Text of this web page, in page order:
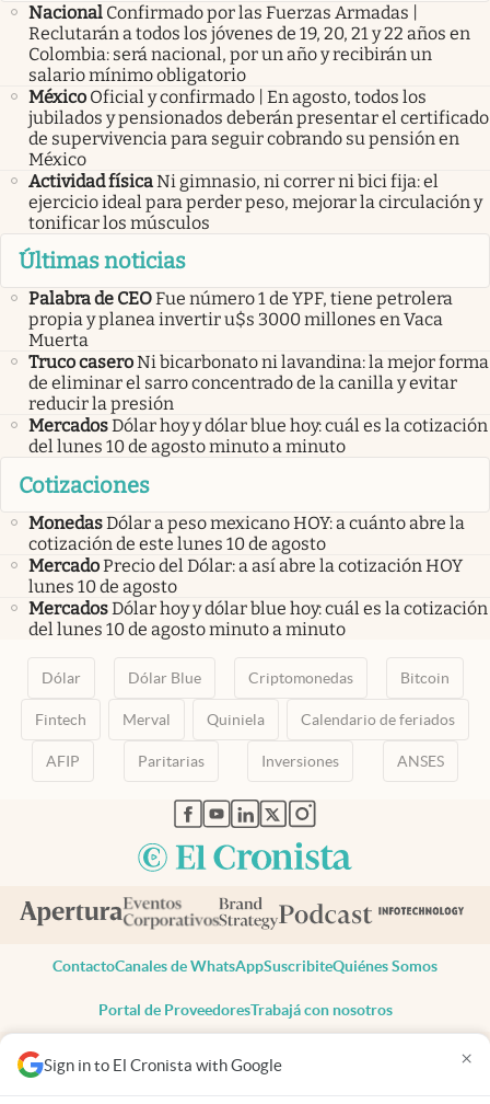
Sign in to El Cronista with Google ×
Nacional Confirmado por las Fuerzas Armadas |
Reclutarán a todos los jóvenes de 19, 20, 21 y 22 años en
Colombia: será nacional, por un año y recibirán un
salario mínimo obligatorio
México Oficial y confirmado | En agosto, todos los
jubilados y pensionados deberán presentar el certificado
de supervivencia para seguir cobrando su pensión en
México
Actividad físicaNi gimnasio, ni correr ni bici fija: el
ejercicio ideal para perder peso, mejorar la circulación y
tonificar los músculos
Últimas noticias
Palabra de CEOFue número 1 de YPF, tiene petrolera
propia y planea invertir u$s 3000 millones en Vaca
Muerta
Truco caseroNi bicarbonato ni lavandina: la mejor forma
de eliminar el sarro concentrado de la canilla y evitar
reducir la presión
MercadosDólar hoy y dólar blue hoy: cuál es la cotización
del lunes 10 de agosto minuto a minuto
Cotizaciones
MonedasDólar a peso mexicano HOY: a cuánto abre la
cotización de este lunes 10 de agosto
MercadoPrecio del Dólar: a así abre la cotización HOY
lunes 10 de agosto
MercadosDólar hoy y dólar blue hoy: cuál es la cotización
del lunes 10 de agosto minuto a minuto
Dólar Dólar Blue Criptomonedas Bitcoin
Fintech Merval Quiniela Calendario de feriados
AFIP Paritarias Inversiones ANSES
abre en nueva pestaña
abre en nueva pestaña
abre en nueva pestaña
abre en nueva pestaña
abre en nueva pestaña
ContactoCanales de WhatsAppSuscribiteQuiénes Somos
Portal de ProveedoresTrabajá con nosotros
Todos los derechos reservados